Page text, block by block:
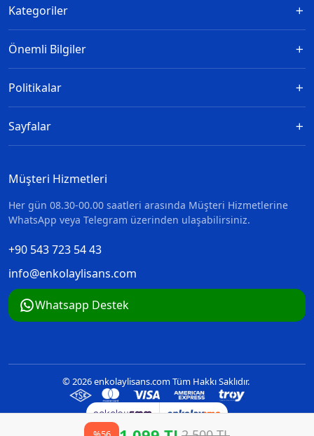
Kategoriler
Önemli Bilgiler
Politikalar
Sayfalar
Müşteri Hizmetleri
Her gün 08.30-00.00 saatleri arasında Müşteri Hizmetlerine
WhatsApp veya Telegram üzerinden ulaşabilirsiniz.
+‪90 543 723 54 43‬
info@enkolaylisans.com
Whatsapp Destek
© 2026 enkolaylisans.com Tüm Hakkı Saklıdır.